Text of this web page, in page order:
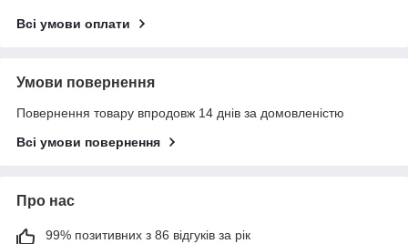
Всі умови оплати
Умови повернення
Повернення товару впродовж 14 днів за домовленістю
Всі умови повернення
Про нас
99% позитивних з 86 відгуків за рік